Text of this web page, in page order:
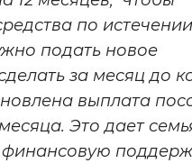
по
подать новое
за месяц до
выплата
Это дает
финансовую